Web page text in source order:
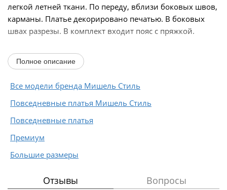
легкой летней ткани. По переду, вблизи боковых швов,
карманы. Платье декорировано печатью. В боковых
швах разрезы. В комплект входит пояс с пряжкой.
Длина платья 108 см, длина рукава от горловины...
Полное описание
Все модели бренда Мишель Стиль
Повседневные платья Мишель Стиль
Повседневные платья
Премиум
Большие размеры
Отзывы Вопросы